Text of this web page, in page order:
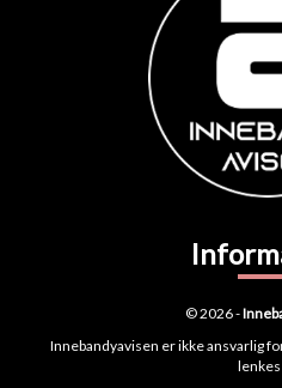
© 2026 -
Innebandyavisen er ikke ansvarlig